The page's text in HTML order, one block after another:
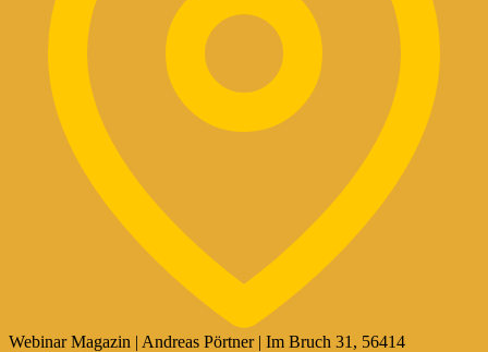
Webinar Magazin | Andreas Pörtner | Im Bruch 31, 56414